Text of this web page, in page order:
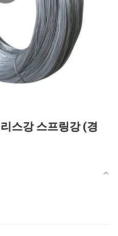
스강 스프링강 (경